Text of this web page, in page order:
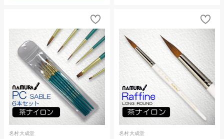
名村大成堂 名村大成堂